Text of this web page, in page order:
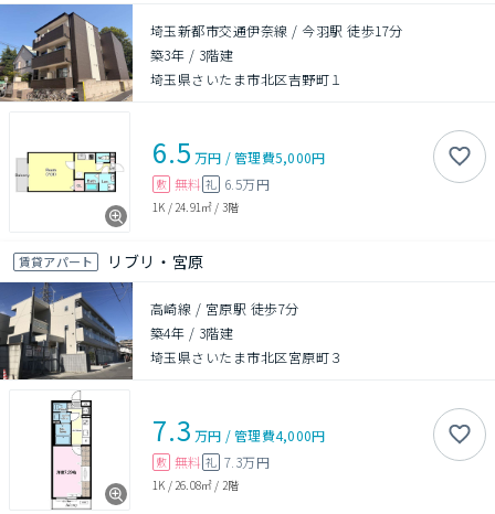
埼玉新都市交通伊奈線 / 今羽駅 徒歩17分
築3年 / 3階建
埼玉県さいたま市北区吉野町１
6.5 万円 /管理費5,000円
敷 無料 礼 6.5万円
1K / 24.91㎡ / 3階
賃貸アパート リブリ・宮原
高崎線 / 宮原駅 徒歩7分
築4年 / 3階建
埼玉県さいたま市北区宮原町３
7.3 万円 /管理費4,000円
敷 無料 礼 7.3万円
1K / 26.08㎡ / 2階